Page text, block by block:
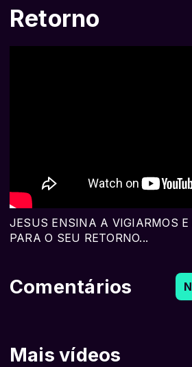
Retorno
Mais vídeos
JESUS ENSINA A VIGIARMOS E
PARA O SEU RETORNO...
Comentários